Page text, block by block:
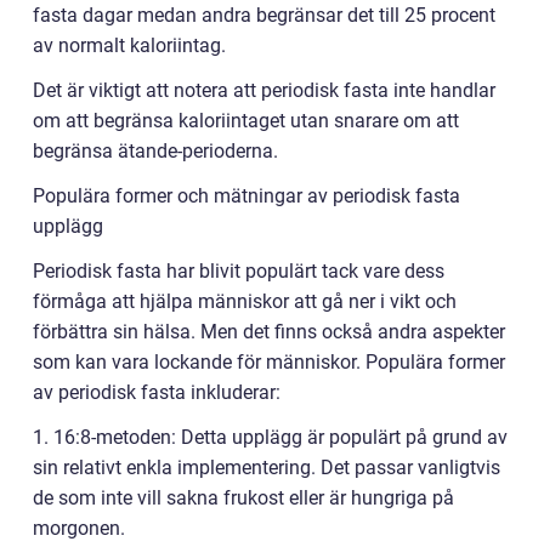
fasta dagar medan andra begränsar det till 25 procent
av normalt kaloriintag.
Det är viktigt att notera att periodisk fasta inte handlar
om att begränsa kaloriintaget utan snarare om att
begränsa ätande-perioderna.
Populära former och mätningar av periodisk fasta
upplägg
Periodisk fasta har blivit populärt tack vare dess
förmåga att hjälpa människor att gå ner i vikt och
förbättra sin hälsa. Men det finns också andra aspekter
som kan vara lockande för människor. Populära former
av periodisk fasta inkluderar:
1. 16:8-metoden: Detta upplägg är populärt på grund av
sin relativt enkla implementering. Det passar vanligtvis
de som inte vill sakna frukost eller är hungriga på
morgonen.